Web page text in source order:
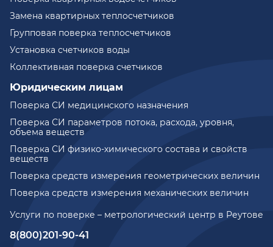
Услуги по поверке – метрологический центр в Реутове
8(800)201-90-41
Замена квартирных теплосчетчиков
Групповая поверка теплосчетчиков
Установка счетчиков воды
Коллективная поверка счетчиков
Юридическим лицам
Поверка СИ медицинского назначения
Поверка СИ параметров потока, расхода, уровня,
объема веществ
Поверка СИ физико-химического состава и свойств
веществ
Поверка средств измерения геометрических величин
Поверка средств измерения механических величин